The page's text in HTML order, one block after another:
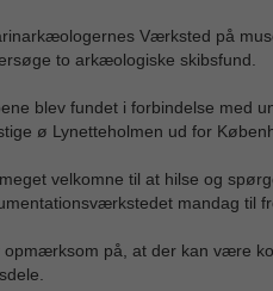
Værksted på
to arkæologiske skibsfund.
blev fundet i forbindelse med
ø Lynetteholmen ud for
velkomne til at hilse og
mandag til
på, at der kan være